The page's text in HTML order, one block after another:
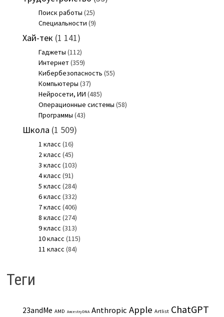
Поиск работы (25)
Специальности (9)
Хай-тек (1 141)
Гаджеты (112)
Интернет(359)
Кибербезопасность (55)
Компьютеры (37)
Нейросети, ИИ (485)
Операционные системы (58)
Программы (43)
Школа (1 509)
1 класс (16)
2 класс (45)
3 класс (103)
4 класс (91)
5 класс (284)
6 класс (332)
7 класс (406)
8 класс (274)
9 класс (313)
10 класс (115)
11 класс (84)
Теги
23andMe AMD AncestryDNA Anthropic Apple Artlist ChatGPT